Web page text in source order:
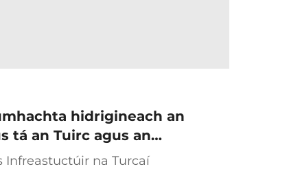
hidrigineach an
tá an Tuirc agus an
ar iarbháil ghlas
Infreastuctúir na Turcaí